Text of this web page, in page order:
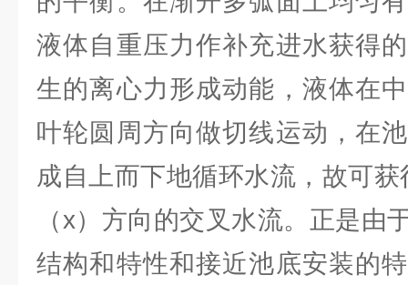
液体自重压力作补充进水获得
生的离心力形成动能，液体在
叶轮圆周方向做切线运动，在
成自上而下地循环水流，故可
（x）方向的交叉水流。正是由
结构和特性和接近池底安装的